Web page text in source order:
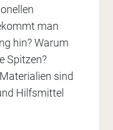
man
hin? Warum
Spitzen?
sind
Hilfsmittel